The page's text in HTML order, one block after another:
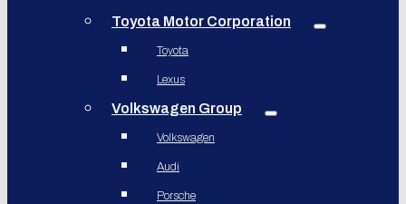
Toyota Motor Corporation
Toyota
Lexus
Volkswagen Group
Volkswagen
Audi
Porsche